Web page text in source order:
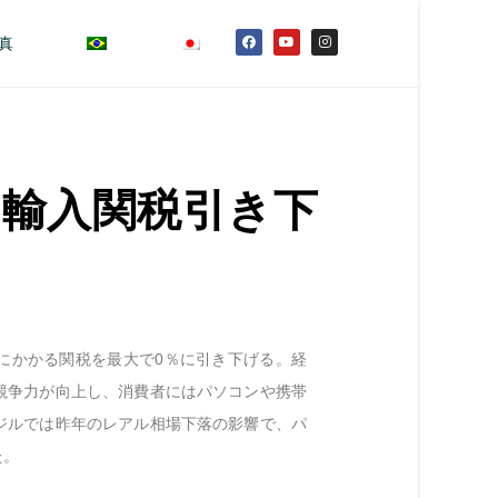
入関税引き下
かかる関税を最大で0％に引き下げる。経
力が向上し、消費者にはパソコンや携帯
では昨年のレアル相場下落の影響で、パ